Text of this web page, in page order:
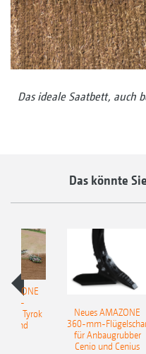
Das ideale Saatbett, auch
Das könnte
Tyrok
Neues AMAZONE
360-mm-
für Anbaugrubber
Cenio und Cenius